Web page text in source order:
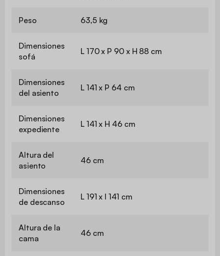
Peso 63,5 kg
Dimensiones
sofá
L 170 x P 90 x H 88 cm
Dimensiones
del asiento
L 141 x P 64 cm
Dimensiones
expediente
L 141 x H 46 cm
Altura del
asiento
46 cm
Dimensiones
de descanso
L 191 x l 141 cm
Altura de la
cama
46 cm